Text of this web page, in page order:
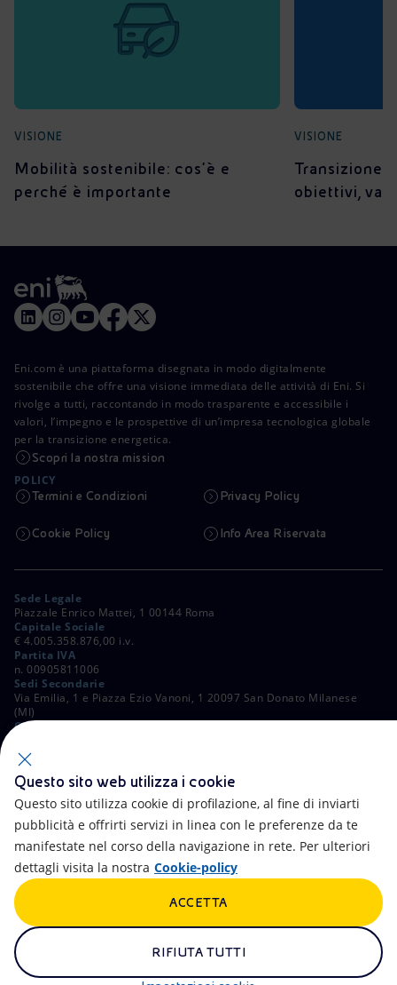
VISIONE
Mobilità sostenibile: cos'è e
perché è importante
VISIONE
Transizione
obiettivi,
Eni.com è una piattaforma disegnata in modo digitalmente
sostenibile che offre una visione immediata delle attività di Eni. Si
rivolge a tutti, raccontando in modo trasparente e accessibile i
valori, l’impegno e le prospettive di un’impresa tecnologica globale
per la transizione energetica.
Scopri la nostra mission
POLICY
Termini e Condizioni Privacy Policy
Cookie Policy Info Area Riservata
Sede Legale
Piazzale Enrico Mattei, 1 00144 Roma
Capitale Sociale
€ 4.005.358.876,00 i.v.
Partita IVA
n. 00905811006
Sedi Secondarie
Via Emilia, 1 e Piazza Ezio Vanoni, 1 20097 San Donato Milanese
(MI)
C. Fiscale e Registro Imprese di Roma
ALTRI LINK
Accessibilità Calendario
Newsletter Intelligenza artificiale
Truffe e Phishing
Remit Alluvioni
Questo sito web utilizza i cookie
Questo sito utilizza cookie di profilazione, al fine di inviarti
pubblicità e offrirti servizi in linea con le preferenze da te
manifestate nel corso della navigazione in rete. Per ulteriori
dettagli visita la nostra Cookie-policy
RIFIUTA TUTTI
ACCETTA